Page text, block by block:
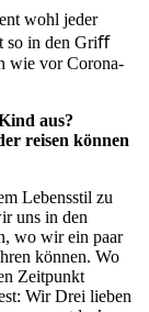
wohl jeder
so in den Griﬀ
wie vor Corona-
aus?
reisen können
Lebensstil zu
uns in den
wo wir ein paar
können. Wo
Zeitpunkt
Wir Drei lieben